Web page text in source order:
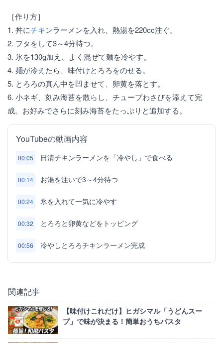
［作り方］
1. 丼にチキンラーメンを入れ、熱湯を220cc注ぐ。
2. フタをして3～4分待つ。
3. 氷を130g加え、よく混ぜて麺を冷やす。
4. 麺が冷えたら、味付けとろろをのせる。
5. とろろの真ん中を凹ませて、卵黄を落とす。
6. 小ネギ、刻み海苔を散らし、チューブわさびを添えて完
成。お好みでさらに刻み海苔をたっぷりと追加する。
YouTubeの動画内容
00:05 日清チキンラーメンを「冷やし」で食べる
00:14 お湯を注いで3～4分待つ
00:24 氷を入れて一気に冷やす
00:32 とろろと卵黄などをトッピング
00:56 冷やしとろろチキンラーメン完成
関連記事
【味付けこれだけ】ヒガシマル「うどんスー
プ」で味が決まる！簡単おうちパスタ